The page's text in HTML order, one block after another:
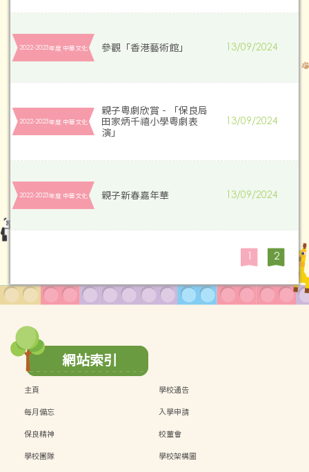
2022-2023年度 中華文化 參觀「香港藝術館」 13/09/2024
2022-2023年度 中華文化
親子粵劇欣賞 - 「保良局
田家炳千禧小學粵劇表
演」
13/09/2024
2022-2023年度 中華文化 親子新春嘉年華 13/09/2024
1 2
網站索引
主頁
學校通告
每月備忘
入學申請
保良精神
校董會
學校團隊
學校架構圖